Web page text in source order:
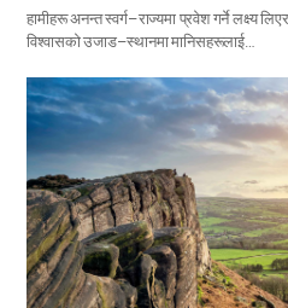
हामीहरू अनन्त स्वर्ग–राज्यमा प्रवेश गर्ने लक्ष्य
विश्वासको उजाड–स्थानमा मानिसहरूलाई…